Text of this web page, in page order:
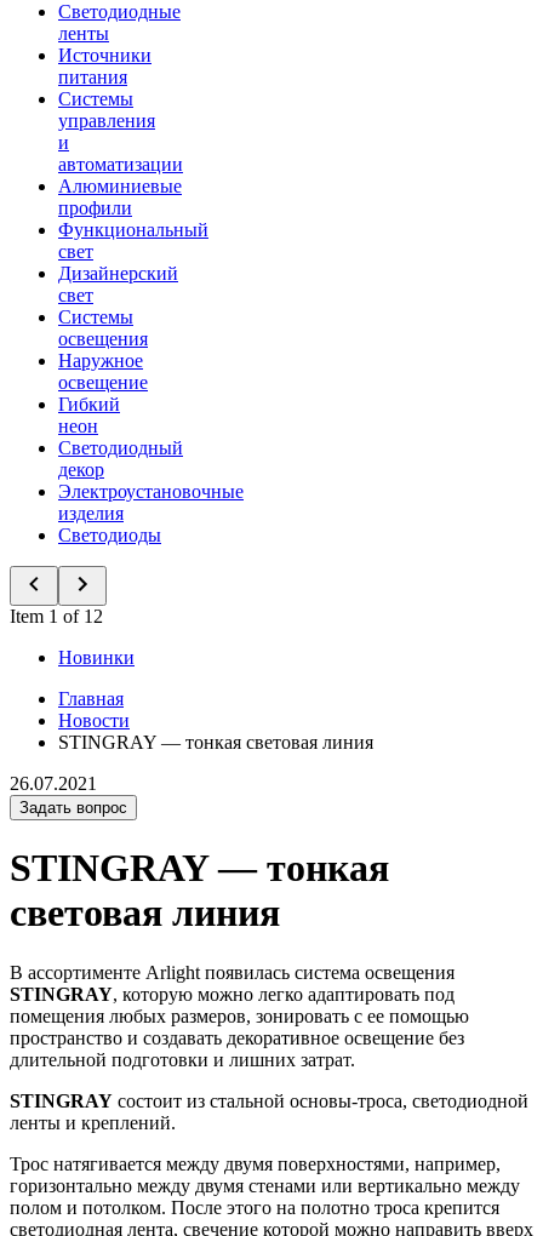
Светодиодные
ленты
Источники
питания
Системы
управления
и
автоматизации
Алюминиевые
профили
Функциональный
свет
Дизайнерский
свет
Системы
освещения
Наружное
освещение
Гибкий
неон
Светодиодный
декор
Электроустановочные
изделия
Светодиоды
Item 1 of 12
Новинки
Главная
Новости
STINGRAY — тонкая световая линия
26.07.2021
Задать вопрос
STINGRAY — тонкая
световая линия
В ассортименте Arlight появилась система освещения
STINGRAY, которую можно легко адаптировать под
помещения любых размеров, зонировать с ее помощью
пространство и создавать декоративное освещение без
длительной подготовки и лишних затрат.
STINGRAY состоит из стальной основы-троса, светодиодной
ленты и креплений.
Трос натягивается между двумя поверхностями, например,
горизонтально между двумя стенами или вертикально между
полом и потолком. После этого на полотно троса крепится
светодиодная лента, свечение которой можно направить вверх